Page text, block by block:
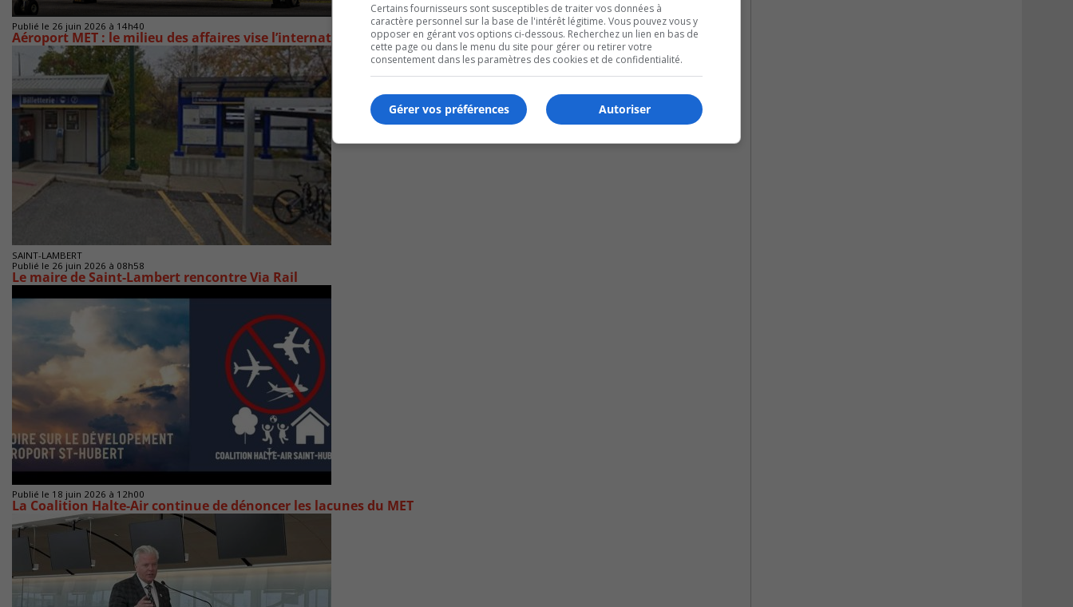
Publié le 26 juin 2026 à 14h40
Aéroport MET : le milieu des affaires vise l’international
SAINT-LAMBERT
Publié le 26 juin 2026 à 08h58
Le maire de Saint-Lambert rencontre Via Rail
Publié le 18 juin 2026 à 12h00
La Coalition Halte-Air continue de dénoncer les lacunes du MET
Certains fournisseurs sont susceptibles de traiter vos données à
caractère personnel sur la base de l'intérêt légitime. Vous pouvez vous y
opposer en gérant vos options ci-dessous. Recherchez un lien en bas de
cette page ou dans le menu du site pour gérer ou retirer votre
consentement dans les paramètres des cookies et de confidentialité.
Autoriser
Gérer vos préférences